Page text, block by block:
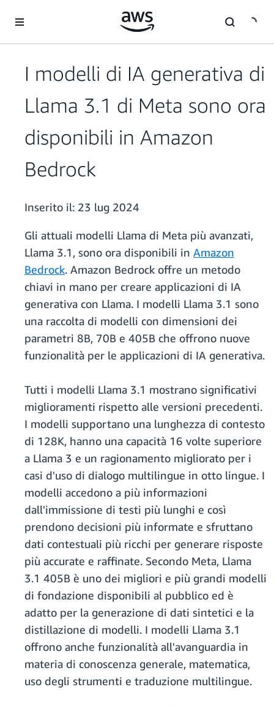
I modelli di IA generativa di
Llama 3.1 di Meta sono ora
disponibili in Amazon
Bedrock
Inserito il: 23 lug 2024
Gli attuali modelli Llama di Meta più avanzati,
Llama 3.1, sono ora disponibili in Amazon
Bedrock. Amazon Bedrock offre un metodo
chiavi in mano per creare applicazioni di IA
generativa con Llama. I modelli Llama 3.1 sono
una raccolta di modelli con dimensioni dei
parametri 8B, 70B e 405B che offrono nuove
funzionalità per le applicazioni di IA generativa.
Tutti i modelli Llama 3.1 mostrano significativi
miglioramenti rispetto alle versioni precedenti.
I modelli supportano una lunghezza di contesto
di 128K, hanno una capacità 16 volte superiore
a Llama 3 e un ragionamento migliorato per i
casi d'uso di dialogo multilingue in otto lingue. I
modelli accedono a più informazioni
dall'immissione di testi più lunghi e così
prendono decisioni più informate e sfruttano
dati contestuali più ricchi per generare risposte
più accurate e raffinate. Secondo Meta, Llama
3.1 405B è uno dei migliori e più grandi modelli
di fondazione disponibili al pubblico ed è
adatto per la generazione di dati sintetici e la
distillazione di modelli. I modelli Llama 3.1
offrono anche funzionalità all'avanguardia in
materia di conoscenza generale, matematica,
uso degli strumenti e traduzione multilingue.